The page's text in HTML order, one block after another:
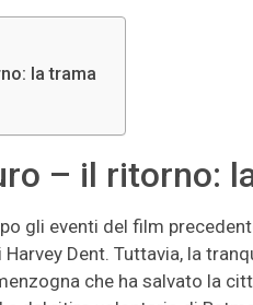
la trama
– il ritorno:
gli eventi del film
Dent. Tuttavia, la
che ha salvato la